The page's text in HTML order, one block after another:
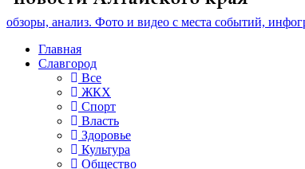
обзоры, анализ. Фото и видео с места событий,
Главная
Славгород
Все
ЖКХ
Спорт
Власть
Здоровье
Культура
Общество